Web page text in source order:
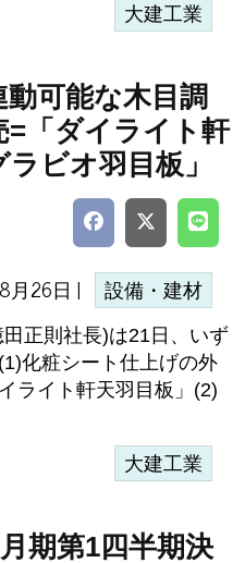
大建工業
可能な木目調
=「ダイライト軒
ビオ羽目板」
月26日 | 設備・建材
正則社長)は21日、いず
化粧シート仕上げの外
ライト軒天羽目板」(2)
大建工業
期第1四半期決